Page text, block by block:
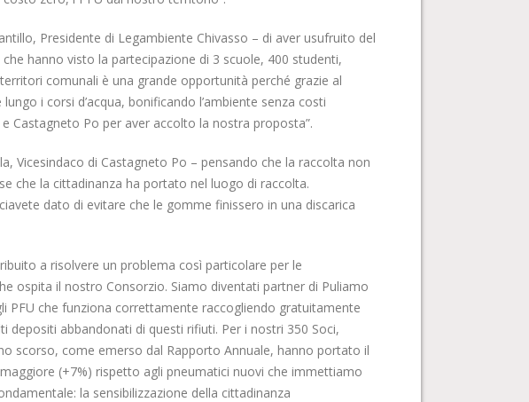
Presidente di Legambiente Chivasso – di aver usufruito del
hanno visto la partecipazione di 3 scuole, 400 studenti,
comunali è una grande opportunità perché grazie al
i corsi d’acqua, bonificando l’ambiente senza costi
Castagneto Po per aver accolto la nostra proposta”.
Vicesindaco di Castagneto Po – pensando che la raccolta non
che la cittadinanza ha portato nel luogo di raccolta.
dato di evitare che le gomme finissero in una discarica
a risolvere un problema così particolare per le
ospita il nostro Consorzio. Siamo diventati partner di Puliamo
PFU che funziona correttamente raccogliendo gratuitamente
abbandonati di questi rifiuti. Per i nostri 350 Soci,
scorso, come emerso dal Rapporto Annuale, hanno portato il
(+7%) rispetto agli pneumatici nuovi che immettiamo
la sensibilizzazione della cittadinanza